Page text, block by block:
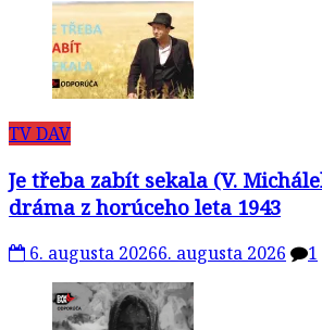
TV DAV
Je třeba zabít sekala (V.
dráma z horúceho leta 1943
6. augusta 20266. augusta 2026 1